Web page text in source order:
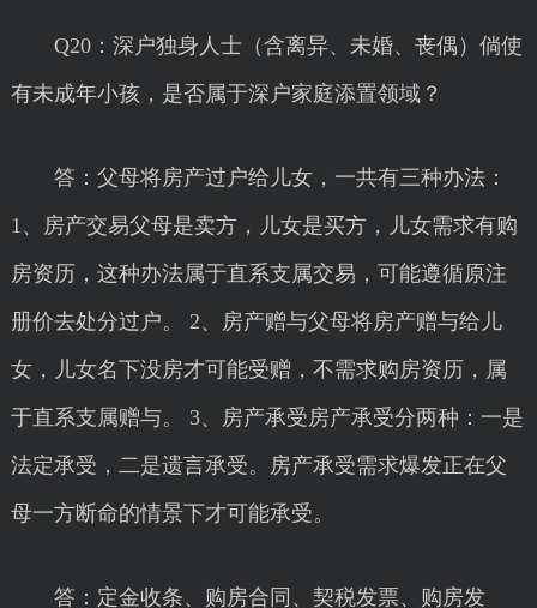
Q20：深户独身人士（含离异、未婚、丧偶）倘使
有未成年小孩，是否属于深户家庭添置领域？
答：父母将房产过户给儿女，一共有三种办法：
1、房产交易父母是卖方，儿女是买方，儿女需求有购
房资历，这种办法属于直系支属交易，可能遵循原注
册价去处分过户。 2、房产赠与父母将房产赠与给儿
女，儿女名下没房才可能受赠，不需求购房资历，属
于直系支属赠与。 3、房产承受房产承受分两种：一是
法定承受，二是遗言承受。房产承受需求爆发正在父
母一方断命的情景下才可能承受。
答：定金收条、购房合同、契税发票、购房发